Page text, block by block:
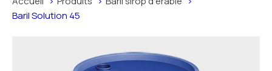
Baril Solution 45